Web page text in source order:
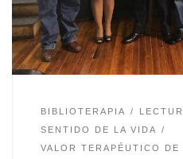
BIBLIOTERAPIA
SENTIDO DE LA VIDA
VALOR TERAPÉUTICO DE